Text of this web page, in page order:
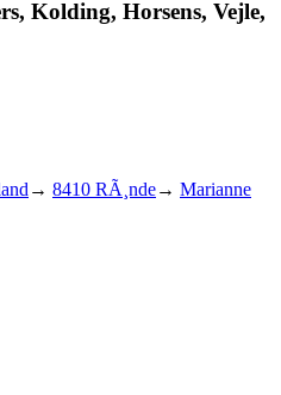
Kolding, Horsens, Vejle,
→ 8410 RÃ¸nde→ Marianne